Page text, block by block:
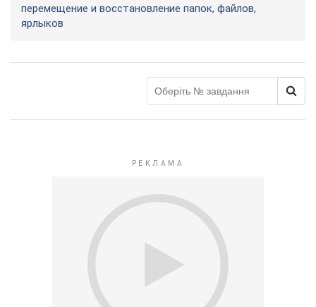
перемещение и восстановление папок, файлов,
ярлыков